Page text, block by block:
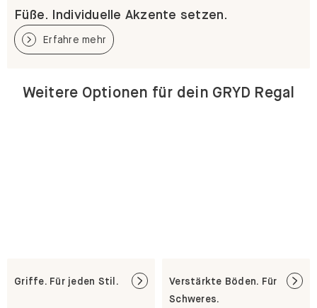
Füße. Individuelle Akzente setzen.
Erfahre mehr
Weitere Optionen für dein GRYD Regal
Griffe. Für jeden Stil.
Verstärkte Böden. Für
Schweres.